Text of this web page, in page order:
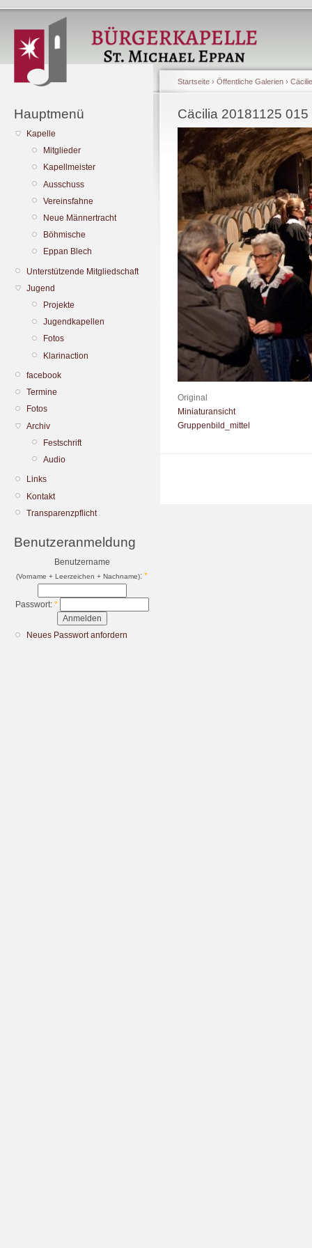
Hauptmenü
Kapelle
Mitglieder
Kapellmeister
Ausschuss
Vereinsfahne
Neue Männertracht
Böhmische
Eppan Blech
Unterstützende Mitgliedschaft
Jugend
Projekte
Jugendkapellen
Fotos
Klarinaction
facebook
Termine
Fotos
Archiv
Festschrift
Audio
Links
Kontakt
Transparenzpflicht
Benutzeranmeldung
Benutzername
(Vorname + Leerzeichen + Nachname): *
Passwort: *
Neues Passwort anfordern
Startseite › Öffentliche Galerien ›
Cäcilia 20181125 015
Original
Miniaturansicht
Gruppenbild_mittel